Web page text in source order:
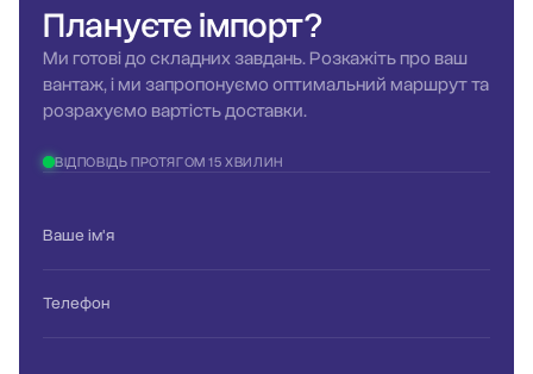
Плануєтеімпорт?
Ми готові до складних завдань. Розкажіть про ваш
вантаж, і ми запропонуємо оптимальний маршрут та
розрахуємо вартість доставки.
ВІДПОВІДЬ ПРОТЯГОМ 15 ХВИЛИН
Ваше ім'я
Телефон